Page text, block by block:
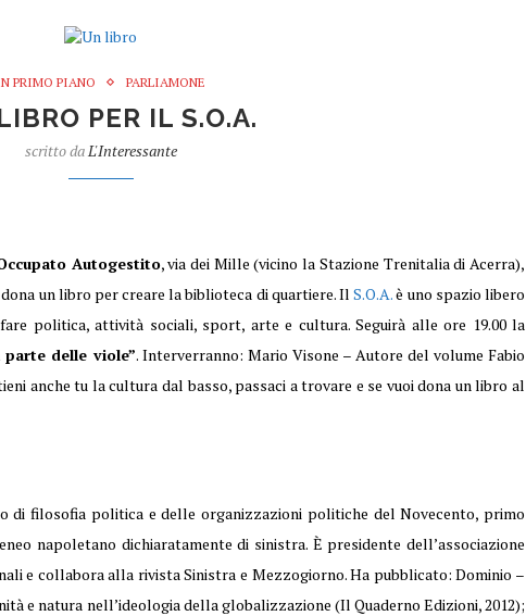
PRIMO PIANO PARLIAMONE
PER IL S.O.A.
scritto daL'Interessante
Autogestito, via dei Mille (vicino la Stazione Trenitalia di Acerra),
dona un libro per creare la biblioteca di quartiere. IlS.O.A.è uno spazio libero
politica, attività sociali, sport, arte e cultura. Seguirà alle ore 19.00 la
parte delle viole”. Interverranno: Mario Visone – Autore del volume Fabio
anche tu la cultura dal basso, passaci a trovare e se vuoi dona un libro al
di filosofia politica e delle organizzazioni politiche del Novecento, primo
napoletano dichiaratamente di sinistra. È presidente dell’associazione
e collabora alla rivista Sinistra e Mezzogiorno. Ha pubblicato: Dominio –
e natura nell’ideologia della globalizzazione (Il Quaderno Edizioni, 2012);